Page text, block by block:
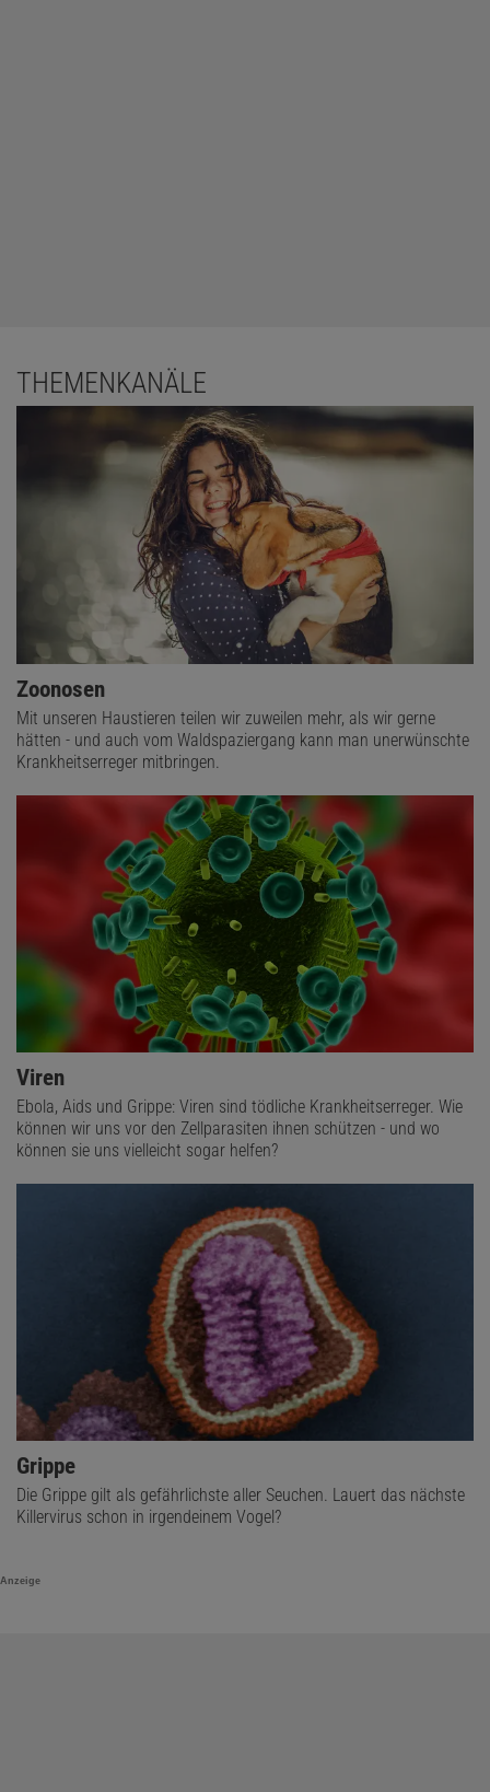
THEMENKANÄLE
Zoonosen
Mit unseren Haustieren teilen wir zuweilen mehr, als wir gerne
hätten - und auch vom Waldspaziergang kann man unerwünschte
Krankheitserreger mitbringen.
Viren
Ebola, Aids und Grippe: Viren sind tödliche Krankheitserreger. Wie
können wir uns vor den Zellparasiten ihnen schützen - und wo
können sie uns vielleicht sogar helfen?
Grippe
Die Grippe gilt als gefährlichste aller Seuchen. Lauert das nächste
Killervirus schon in irgendeinem Vogel?
Anzeige